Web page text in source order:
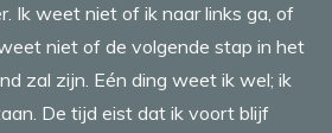
Ik weet niet of ik naar links ga, of
niet of de volgende stap in het
zal zijn. Eén ding weet ik wel; ik
De tijd eist dat ik voort blijf